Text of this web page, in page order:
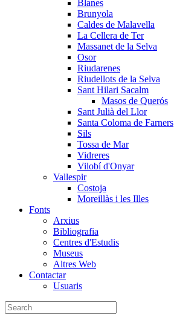
Blanes
Brunyola
Caldes de Malavella
La Cellera de Ter
Massanet de la Selva
Osor
Riudarenes
Riudellots de la Selva
Sant Hilari Sacalm
Masos de Querós
Sant Julià del Llor
Santa Coloma de Farners
Sils
Tossa de Mar
Vidreres
Vilobí d'Onyar
Vallespir
Costoja
Moreillàs i les Illes
Fonts
Arxius
Bibliografia
Centres d'Estudis
Museus
Altres Web
Contactar
Usuaris